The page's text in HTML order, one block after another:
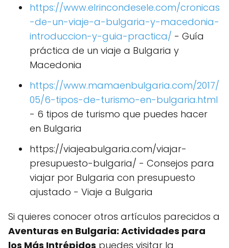
https://www.elrincondesele.com/cronicas
-de-un-viaje-a-bulgaria-y-macedonia-
introduccion-y-guia-practica/ - Guía
práctica de un viaje a Bulgaria y
Macedonia
https://www.mamaenbulgaria.com/2017/
05/6-tipos-de-turismo-en-bulgaria.html
- 6 tipos de turismo que puedes hacer
en Bulgaria
https://viajeabulgaria.com/viajar-
presupuesto-bulgaria/ - Consejos para
viajar por Bulgaria con presupuesto
ajustado - Viaje a Bulgaria
Si quieres conocer otros artículos parecidos a
Aventuras en Bulgaria: Actividades para
los Más Intrépidos puedes visitar la